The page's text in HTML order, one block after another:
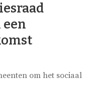
een
om het sociaal